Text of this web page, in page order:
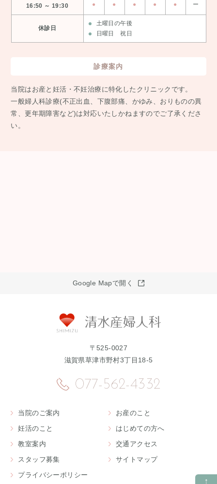
Google Mapで開く
16:50 ～ 19:30 ● ● ● ● ● ー
休診日
土曜日の午後
日曜日 祝日
診療案内
当院はお産と妊活・不妊治療に特化したクリニックです。
⼀般婦⼈科診療(不正出⾎、下腹部痛、かゆみ、おりものの異
常、更年期障害など)は対応いたしかねますのでご了承くださ
い。
〒525-0027
滋賀県草津市野村3丁目18-5
077-562-4332
当院のご案内
お産のこと
妊活のこと
はじめての方へ
教室案内
交通アクセス
スタッフ募集
サイトマップ
プライバシーポリシー